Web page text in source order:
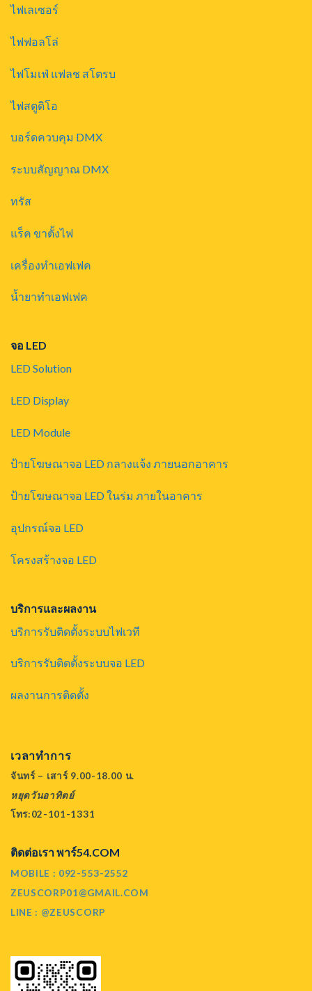
ไฟเลเซอร์
ไฟฟอลโล่
ไฟโมเฟ่ แฟลช สโตรบ
ไฟสตูดิโอ
บอร์ดควบคุม DMX
ระบบสัญญาณ DMX
ทรัส
แร็ค ขาตั้งไฟ
เครื่องทำเอฟเฟค
น้ำยาทำเอฟเฟค
จอ LED
LED Solution
LED Display
LED Module
ป้ายโฆษณาจอ LED กลางแจ้ง ภายนอกอาคาร
ป้ายโฆษณาจอ LED ในร่ม ภายในอาคาร
อุปกรณ์จอ LED
โครงสร้างจอ LED
บริการและผลงาน
บริการรับติดตั้งระบบไฟเวที
บริการรับติดตั้งระบบจอ LED
ผลงานการติดตั้ง
เวลาทำการ
จันทร์ – เสาร์ 9.00-18.00 น.
หยุดวันอาทิตย์
โทร:02-101-1331
ติดต่อเรา พาร์54.COM
MOBILE : 092-553-2552
ZEUSCORP01@GMAIL.COM
LINE : @ZEUSCORP